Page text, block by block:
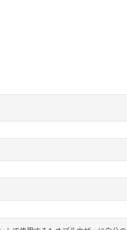
にも外国の女性と仲がいいですし